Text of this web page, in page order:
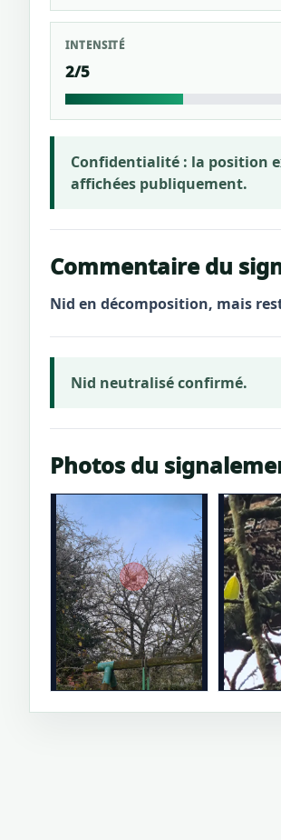
INTENSITÉ
2/5
Confidentialité : la position
affichées publiquement.
Commentaire du
Nid en décomposition, mais
Nid neutralisé confirmé.
Photos du